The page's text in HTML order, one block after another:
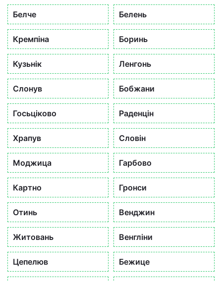
Белче Белень
Кремпіна Боринь
Кузьнік Ленгонь
Слонув Бобжани
Госьціково Раденцін
Храпув Словін
Моджица Гарбово
Картно Гронси
Отинь Венджин
Житовань Венгліни
Цепелюв Бежице